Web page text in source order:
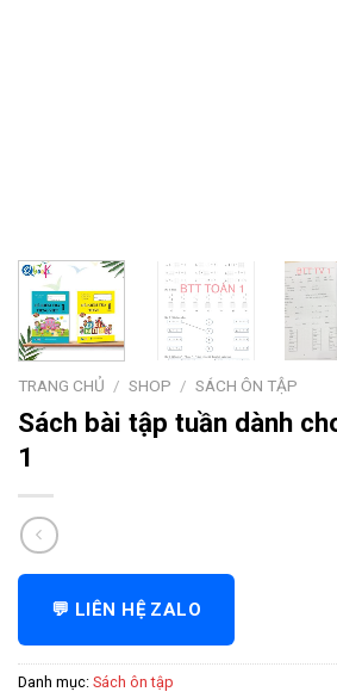
TRANG CHỦ / SHOP / SÁCH ÔN TẬP
Sách bài tập tuần dành
1
💬 LIÊN HỆ ZALO
Danh mục: Sách ôn tập